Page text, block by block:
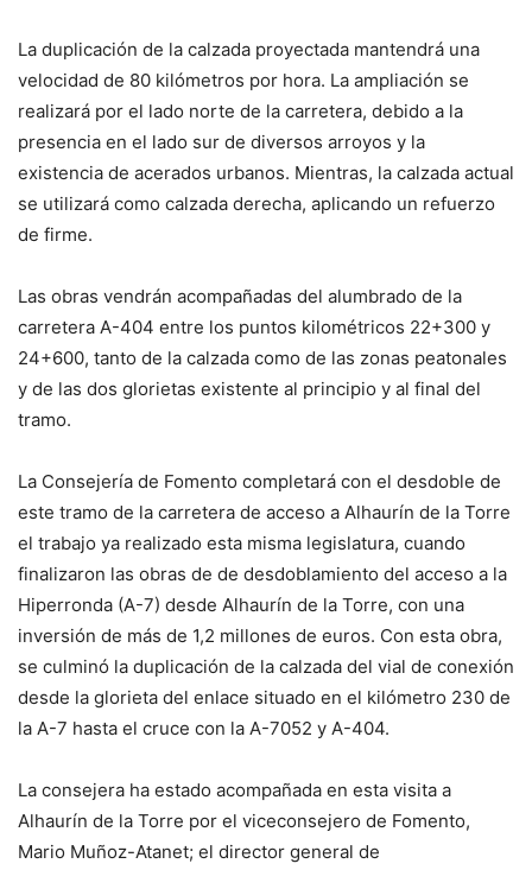
La duplicación de la calzada proyectada mantendrá una
velocidad de 80 kilómetros por hora. La ampliación se
realizará por el lado norte de la carretera, debido a la
presencia en el lado sur de diversos arroyos y la
existencia de acerados urbanos. Mientras, la calzada actual
se utilizará como calzada derecha, aplicando un refuerzo
de firme.
Las obras vendrán acompañadas del alumbrado de la
carretera A-404 entre los puntos kilométricos 22+300 y
24+600, tanto de la calzada como de las zonas peatonales
y de las dos glorietas existente al principio y al final del
tramo.
La Consejería de Fomento completará con el desdoble de
este tramo de la carretera de acceso a Alhaurín de la Torre
el trabajo ya realizado esta misma legislatura, cuando
finalizaron las obras de de desdoblamiento del acceso a la
Hiperronda (A-7) desde Alhaurín de la Torre, con una
inversión de más de 1,2 millones de euros. Con esta obra,
se culminó la duplicación de la calzada del vial de conexión
desde la glorieta del enlace situado en el kilómetro 230 de
la A-7 hasta el cruce con la A-7052 y A-404.
La consejera ha estado acompañada en esta visita a
Alhaurín de la Torre por el viceconsejero de Fomento,
Mario Muñoz-Atanet; el director general de